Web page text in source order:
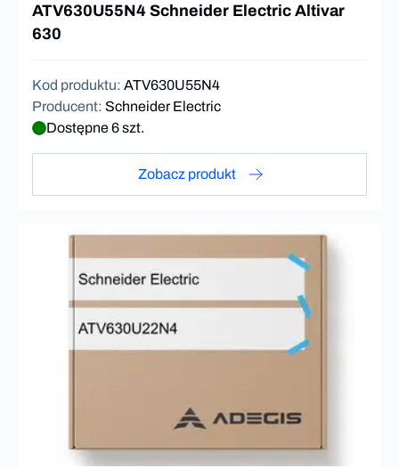
ATV630U55N4 Schneider Electric Altivar
630
Kod produktu: ATV630U55N4
Producent: Schneider Electric
Dostępne 6 szt.
Zobacz produkt